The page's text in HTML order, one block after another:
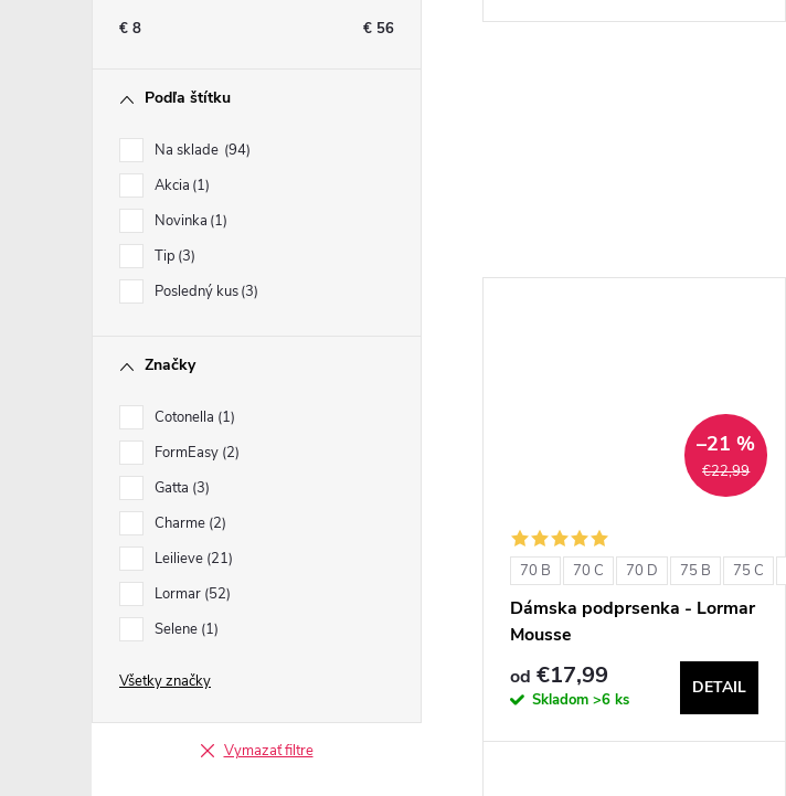
€ 8 € 56
Podľa štítku
Na sklade 94
Akcia 1
Novinka 1
Tip 3
Posledný kus 3
Značky
Cotonella 1
FormEasy 2
Gatta 3
Charme 2
Leilieve 21
Lormar 52
Selene 1
Všetky značky
Vymazať filtre
€22,99
–21 %
70 B 70 C 70 D 75 B 75 C
Dámska podprsenka - Lormar
Mousse
od €17,99
Skladom >6 ks
DETAIL